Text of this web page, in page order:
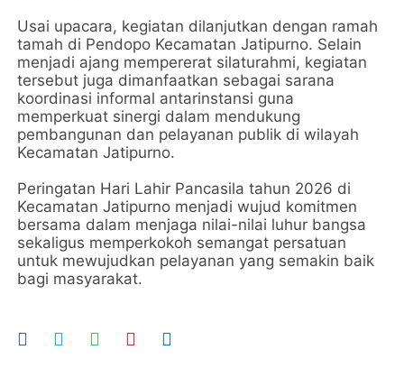
Usai upacara, kegiatan dilanjutkan dengan ramah
tamah di Pendopo Kecamatan Jatipurno. Selain
menjadi ajang mempererat silaturahmi, kegiatan
tersebut juga dimanfaatkan sebagai sarana
koordinasi informal antarinstansi guna
memperkuat sinergi dalam mendukung
pembangunan dan pelayanan publik di wilayah
Kecamatan Jatipurno.
Peringatan Hari Lahir Pancasila tahun 2026 di
Kecamatan Jatipurno menjadi wujud komitmen
bersama dalam menjaga nilai-nilai luhur bangsa
sekaligus memperkokoh semangat persatuan
untuk mewujudkan pelayanan yang semakin baik
bagi masyarakat.